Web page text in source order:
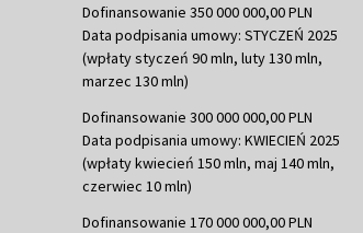
Dofinansowanie 350 000 000,00 PLN
Data podpisania umowy: STYCZEŃ 2025
(wpłaty styczeń 90 mln, luty 130 mln,
marzec 130 mln)
Dofinansowanie 300 000 000,00 PLN
Data podpisania umowy: KWIECIEŃ 2025
(wpłaty kwiecień 150 mln, maj 140 mln,
czerwiec 10 mln)
Dofinansowanie 170 000 000,00 PLN